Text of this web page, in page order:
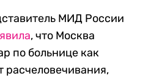
МИД России
, что Москва
по больнице как
расчеловечивания,